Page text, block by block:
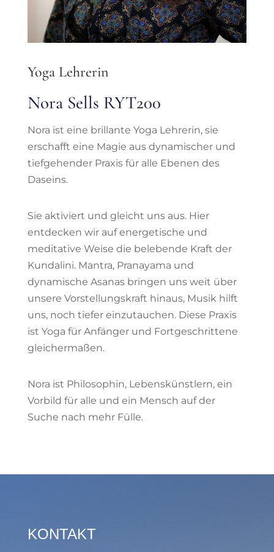
Yoga Lehrerin
Nora Sells RYT200
Nora ist eine brillante Yoga Lehrerin, sie
erschafft eine Magie aus dynamischer und
tiefgehender Praxis für alle Ebenen des
Daseins.
Sie aktiviert und gleicht uns aus. Hier
entdecken wir auf energetische und
meditative Weise die belebende Kraft der
Kundalini. Mantra, Pranayama und
dynamische Asanas bringen uns weit über
unsere Vorstellungskraft hinaus, Musik hilft
uns, noch tiefer einzutauchen. ​Diese Praxis
ist Yoga für Anfänger und Fortgeschrittene
gleichermaßen.
Nora ist Philosophin, Lebenskünstlern, ein
Vorbild für alle und ein Mensch auf der
Suche nach mehr Fülle.
KONTAKT